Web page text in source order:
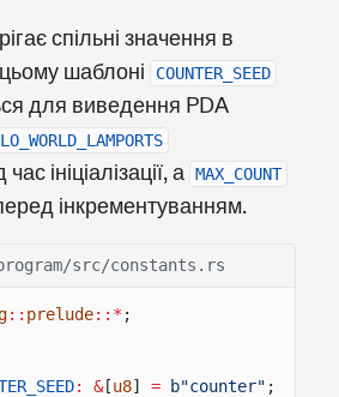
спільні значення в
шаблоні
COUNTER_SEED
для виведення PDA
ініціалізації, а MAX_COUNT
інкрементуванням.
src/constants.rs
:: prelude::* ;
: &[u8] = b"counter" ;